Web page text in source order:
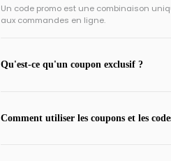
Un code promo est une combinaison
aux commandes en ligne.
Qu'est-ce qu'un coupon exclusif ?
Comment utiliser les coupons et les